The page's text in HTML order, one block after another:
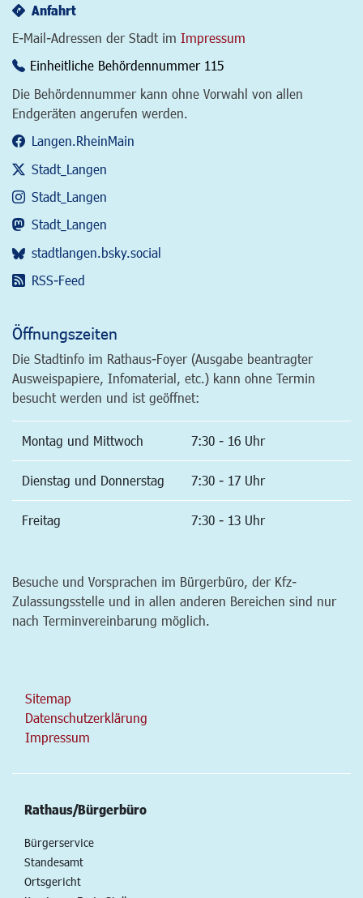
Anfahrt
E-Mail-Adressen der Stadt im Impressum
Einheitliche Behördennummer 115
Die Behördennummer kann ohne Vorwahl von allen
Endgeräten angerufen werden.
Langen.RheinMain
Stadt_Langen
Stadt_Langen
Stadt_Langen
stadtlangen.bsky.social
RSS-Feed
Öffnungszeiten
Die Stadtinfo im Rathaus-Foyer (Ausgabe beantragter
Ausweispapiere, Infomaterial, etc.) kann ohne Termin
besucht werden und ist geöffnet:
Montag und Mittwoch 7:30 - 16 Uhr
Dienstag und Donnerstag 7:30 - 17 Uhr
Freitag 7:30 - 13 Uhr
Besuche und Vorsprachen im Bürgerbüro, der Kfz-
Zulassungsstelle und in allen anderen Bereichen sind nur
nach Terminvereinbarung möglich.
Sitemap
Datenschutzerklärung
Impressum
Rathaus/Bürgerbüro
Bürgerservice
Standesamt
Ortsgericht